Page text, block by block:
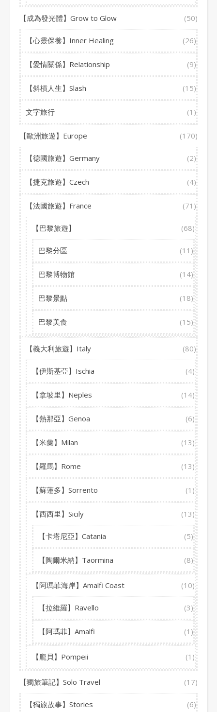
【成為發光體】Grow to Glow (50)
【心靈保養】Inner Healing (26)
【愛情關係】Relationship (9)
【斜槓人生】Slash (15)
文字旅行 (1)
【歐洲旅遊】Europe (170)
【德國旅遊】Germany (2)
【捷克旅遊】Czech (4)
【法國旅遊】France (71)
【巴黎旅遊】 (68)
巴黎分區 (11)
巴黎博物館 (14)
巴黎景點 (18)
巴黎美食 (15)
【義大利旅遊】Italy (80)
【伊斯基亞】Ischia (4)
【拿坡里】Neples (14)
【熱那亞】Genoa (6)
【米蘭】Milan (13)
【羅馬】Rome (13)
【蘇蓮多】Sorrento (1)
【西西里】Sicily (13)
【卡塔尼亞】Catania (5)
【陶爾米納】Taormina (8)
【阿瑪菲海岸】Amalfi Coast (10)
【拉維羅】Ravello (3)
【阿瑪菲】Amalfi (1)
【龐貝】Pompeii (1)
【獨旅筆記】Solo Travel (17)
【獨旅故事】Stories (6)